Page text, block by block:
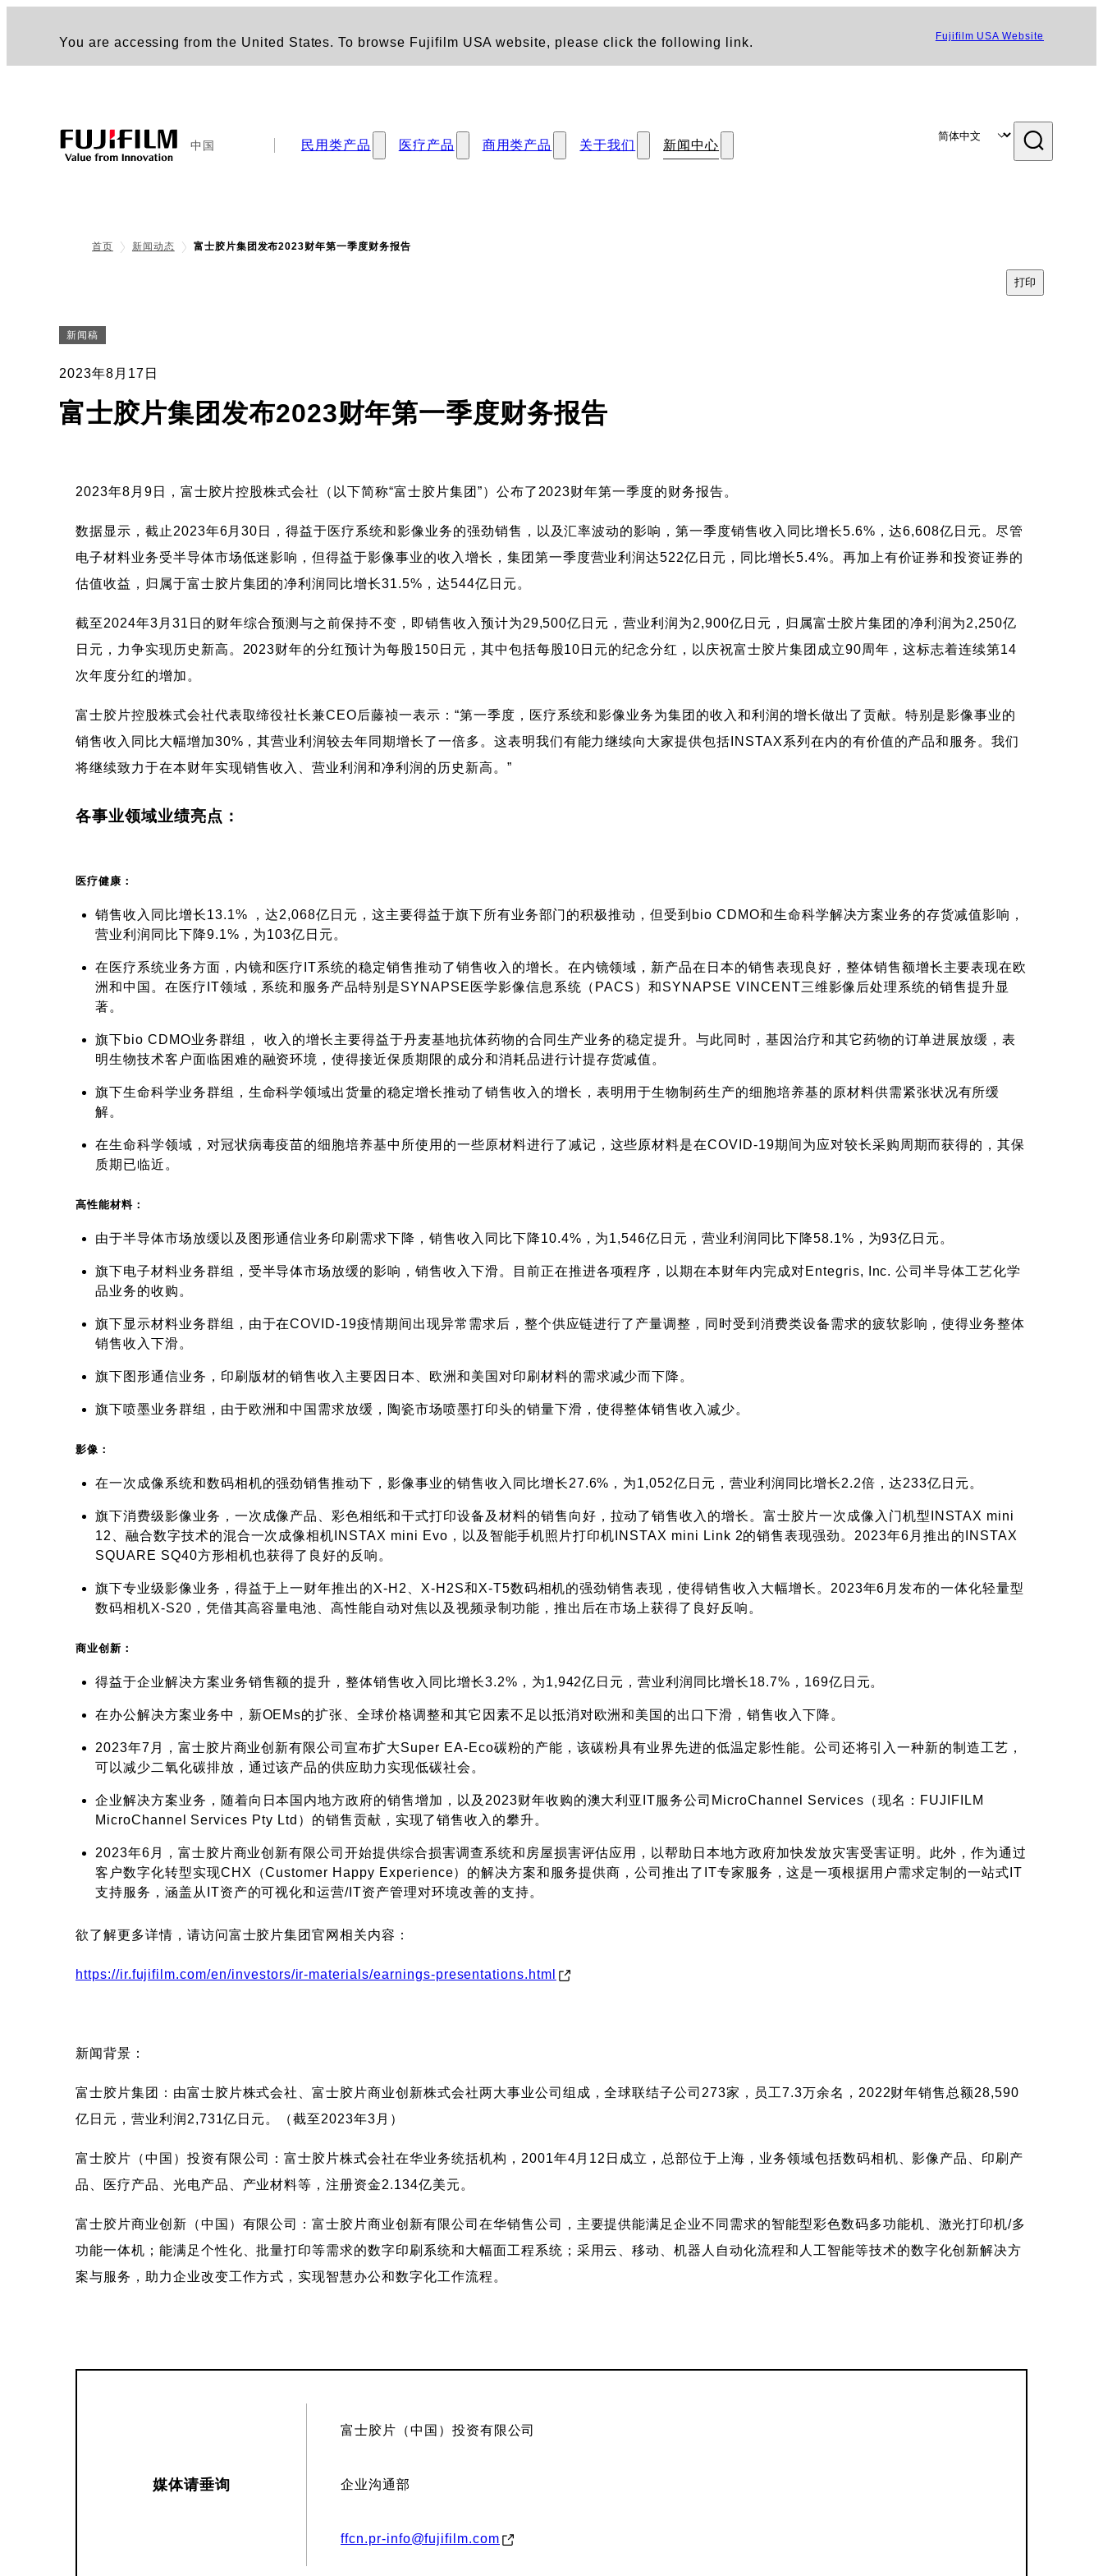
You are accessing from the United States. To browse Fujifilm USA website, please click the following link. Fujifilm USA Website
中国 民用类产品 医疗产品 商用类产品 关于我们 新闻中心
首页 新闻动态 富士胶片集团发布2023财年第一季度财务报告
打印
新闻稿
2023年8月17日
富士胶片集团发布2023财年第一季度财务报告
2023年8月9日，富士胶片控股株式会社（以下简称“富士胶片集团”）公布了2023财年第一季度的财务报告。
数据显示，截止2023年6月30日，得益于医疗系统和影像业务的强劲销售，以及汇率波动的影响，第一季度销售收入同比增长5.6%，达6,608亿日元。​尽管
电子材料业务受半导体市场低迷影响，但得益于影像事业的收入增长，集团第一季度营业利润达522亿日元，同比增长5.4%。​再加上有价证券和投资证券的
估值收益，归属于富士胶片集团的净利润同比增长31.5%，达544亿日元。
截至2024年3月31日的财年综合预测与之前保持不变，即销售收入预计为29,500亿日元，营业利润为2,900亿日元，归属富士胶片集团的净利润为2,250亿
日元，力争实现历史新高。2023财年的分红预计为每股150日元，其中包括每股10日元的纪念分红，以庆祝富士胶片集团成立90周年，这标志着连续第14
次年度分红的增加。
富士胶片控股株式会社代表取缔役社长兼CEO后藤祯一表示：“第一季度，医疗系统和影像业务为集团的收入和利润的增长做出了贡献。特别是影像事业的
销售收入同比大幅增加30%，其营业利润较去年同期增长了一倍多。这表明我们有能力继续向大家提供包括INSTAX系列在内的有价值的产品和服务。我们
将继续致力于在本财年实现销售收入、营业利润和净利润的历史新高。”
各事业领域业绩亮点：
医疗健康：
销售收入同比增长13.1% ，达2,068亿日元，这主要得益于旗下所有业务部门的积极推动，但受到bio CDMO和生命科学解决方案业务的存货减值影响，
营业利润同比下降9.1%，为103亿日元。
在医疗系统业务方面，内镜和医疗IT系统的稳定销售推动了销售收入的增长。在内镜领域，新产品在日本的销售表现良好，整体销售额增长主要表现在欧
洲和中国。在医疗IT领域，系统和服务产品特别是SYNAPSE医学影像信息系统（PACS）和SYNAPSE VINCENT三维影像后处理系统的销售提升显
著。
旗下bio CDMO业务群组， 收入的增长主要得益于丹麦基地抗体药物的合同生产业务的稳定提升。与此同时，基因治疗和其它药物的订单进展放缓，表
明生物技术客户面临困难的融资环境，使得接近保质期限的成分和消耗品进行计提存货减值。
旗下生命科学业务群组，生命科学领域出货量的稳定增长推动了销售收入的增长，表明用于生物制药生产的细胞培养基的原材料供需紧张状况有所缓
解。
在生命科学领域，对冠状病毒疫苗的细胞培养基中所使用的一些原材料进行了减记，这些原材料是在COVID-19期间为应对较长采购周期而获得的，其保
质期已临近。
高性能材料：
由于半导体市场放缓以及图形通信业务印刷需求下降，销售收入同比下降10.4%，为1,546亿日元，营业利润同比下降58.1%，为93亿日元。
旗下电子材料业务群组，受半导体市场放缓的影响，销售收入下滑。目前正在推进各项程序，以期在本财年内完成对Entegris, Inc. 公司半导体工艺化学
品业务的收购。
旗下显示材料业务群组，由于在COVID-19疫情期间出现异常需求后，整个供应链进行了产量调整，同时受到消费类设备需求的疲软影响，使得业务整体
销售收入下滑。
旗下图形通信业务，印刷版材的销售收入主要因日本、欧洲和美国对印刷材料的需求减少而下降。
旗下喷墨业务群组，由于欧洲和中国需求放缓，陶瓷市场喷墨打印头的销量下滑，使得整体销售收入减少。
影像：
在一次成像系统和数码相机的强劲销售推动下，影像事业的销售收入同比增长27.6%，为1,052亿日元，营业利润同比增长2.2倍，达233亿日元。
旗下消费级影像业务，一次成像产品、彩色相纸和干式打印设备及材料的销售向好，拉动了销售收入的增长。富士胶片一次成像入门机型INSTAX mini
12、融合数字技术的混合一次成像相机INSTAX mini Evo，以及智能手机照片打印机INSTAX mini Link 2的销售表现强劲。2023年6月推出的INSTAX
SQUARE SQ40方形相机也获得了良好的反响。
旗下专业级影像业务，得益于上一财年推出的X-H2、X-H2S和X-T5数码相机的强劲销售表现，使得销售收入大幅增长。2023年6月发布的一体化轻量型
数码相机X-S20，凭借其高容量电池、高性能自动对焦以及视频录制功能，推出后在市场上获得了良好反响。
商业创新：
得益于企业解决方案业务销售额的提升，整体销售收入同比增长3.2%，为1,942亿日元，营业利润同比增长18.7%，169亿日元。
在办公解决方案业务中，新OEMs的扩张、全球价格调整和其它因素不足以抵消对欧洲和美国的出口下滑，销售收入下降。
2023年7月，富士胶片商业创新有限公司宣布扩大Super EA-Eco碳粉的产能，该碳粉具有业界先进的低温定影性能。公司还将引入一种新的制造工艺，
可以减少二氧化碳排放，通过该产品的供应助力实现低碳社会。
企业解决方案业务，随着向日本国内地方政府的销售增加，以及2023财年收购的澳大利亚IT服务公司MicroChannel Services（现名：FUJIFILM
MicroChannel Services Pty Ltd）的销售贡献，实现了销售收入的攀升。
2023年6月，富士胶片商业创新有限公司开始提供综合损害调查系统和房屋损害评估应用，以帮助日本地方政府加快发放灾害受害证明。此外，作为通过
客户数字化转型实现CHX（Customer Happy Experience）的解决方案和服务提供商，公司推出了IT专家服务，这是一项根据用户需求定制的一站式IT
支持服务，涵盖从IT资产的可视化和运营/IT资产管理对环境改善的支持。
欲了解更多详情，请访问富士胶片集团官网相关内容：
https://ir.fujifilm.com/en/investors/ir-materials/earnings-presentations.html
新闻背景：
富士胶片集团：由富士胶片株式会社、富士胶片商业创新株式会社两大事业公司组成，全球联结子公司273家，员工7.3万余名，2022财年销售总额28,590
亿日元，营业利润2,731亿日元。（截至2023年3月）
富士胶片（中国）投资有限公司：富士胶片株式会社在华业务统括机构，2001年4月12日成立，总部位于上海，业务领域包括数码相机、影像产品、印刷产
品、医疗产品、光电产品、产业材料等，注册资金2.134亿美元。
富士胶片商业创新（中国）有限公司：富士胶片商业创新有限公司在华销售公司，主要提供能满足企业不同需求的智能型彩色数码多功能机、激光打印机/多
功能一体机；能满足个性化、批量打印等需求的数字印刷系统和大幅面工程系统；采用云、移动、机器人自动化流程和人工智能等技术的数字化创新解决方
案与服务，助力企业改变工作方式，实现智慧办公和数字化工作流程。
媒体请垂询
富士胶片（中国）投资有限公司
企业沟通部
ffcn.pr-info@fujifilm.com